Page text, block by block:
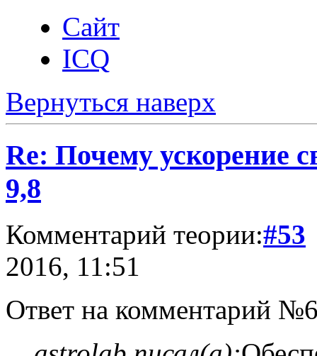
Сайт
ICQ
Вернуться наверх
Re: Почему ускорение
9,8
Комментарий теории:#53
2016, 11:51
Ответ на комментарий